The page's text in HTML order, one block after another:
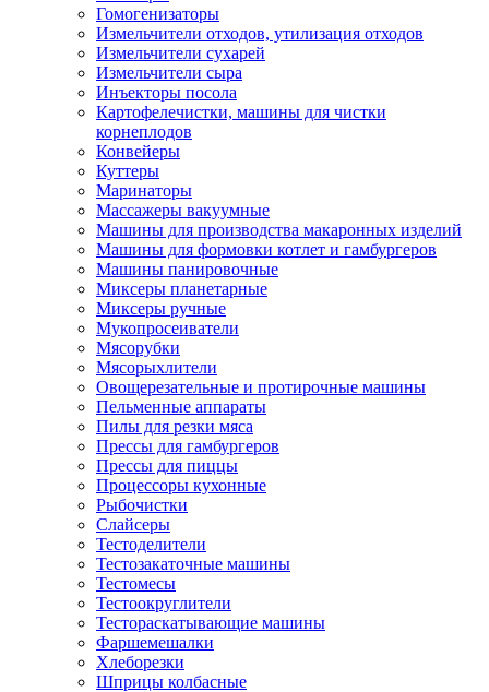
Гомогенизаторы
Измельчители отходов, утилизация отходов
Измельчители сухарей
Измельчители сыра
Инъекторы посола
Картофелечистки, машины для чистки
корнеплодов
Конвейеры
Куттеры
Маринаторы
Массажеры вакуумные
Машины для производства макаронных изделий
Машины для формовки котлет и гамбургеров
Машины панировочные
Миксеры планетарные
Миксеры ручные
Мукопросеиватели
Мясорубки
Мясорыхлители
Овощерезательные и протирочные машины
Пельменные аппараты
Пилы для резки мяса
Прессы для гамбургеров
Прессы для пиццы
Процессоры кухонные
Рыбочистки
Слайсеры
Тестоделители
Тестозакаточные машины
Тестомесы
Тестоокруглители
Тестораскатывающие машины
Фаршемешалки
Хлеборезки
Шприцы колбасные